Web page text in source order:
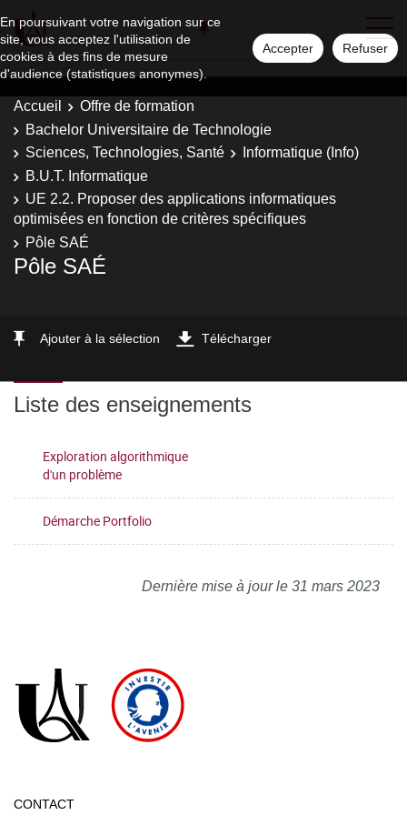
En poursuivant votre navigation sur ce
site, vous acceptez l'utilisation de
cookies à des fins de mesure
d'audience (statistiques anonymes).
Accepter Refuser
Accueil
Offre de formation
Bachelor Universitaire de Technologie
Sciences, Technologies, Santé
Informatique (Info)
B.U.T. Informatique
UE 2.2. Proposer des applications informatiques
optimisées en fonction de critères spécifiques
Pôle SAÉ
Pôle SAÉ
Ajouter à la sélection Télécharger
Liste des enseignements
Exploration algorithmique
d'un problème
Démarche Portfolio
Dernière mise à jour le 31 mars 2023
CONTACT